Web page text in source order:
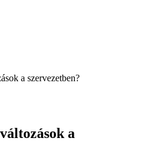
a szervezetben?
a